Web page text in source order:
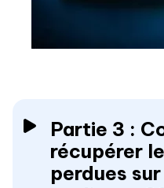
Partie 3 :
récupérer
perdues